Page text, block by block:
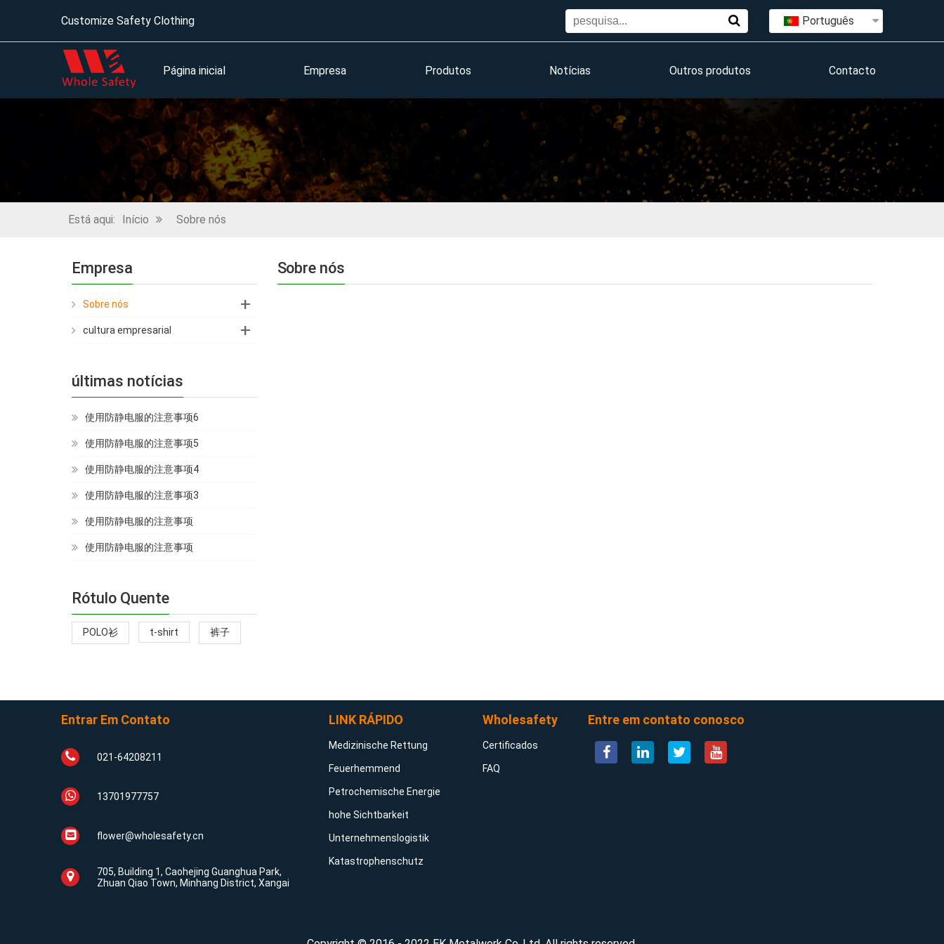
Customize Safety Clothing Português
Página inicial Empresa Produtos Notícias Outros produtos Contacto
Está aqui: Início Sobre nós
Sobre nós
Empresa
Sobre nós +
cultura empresarial +
últimas notícias
使用防静电服的注意事项6
使用防静电服的注意事项5
使用防静电服的注意事项4
使用防静电服的注意事项3
使用防静电服的注意事项
使用防静电服的注意事项
Rótulo Quente
POLO衫 t-shirt 裤子
Entrar Em Contato
021-64208211
13701977757
flower@wholesafety.cn
705, Building 1, Caohejing Guanghua Park,
Zhuan Qiao Town, Minhang District, Xangai
LINK RÁPIDO
Medizinische Rettung
Feuerhemmend
Petrochemische Energie
hohe Sichtbarkeit
Unternehmenslogistik
Katastrophenschutz
Wholesafety
Certificados
FAQ
Entre em contato conosco